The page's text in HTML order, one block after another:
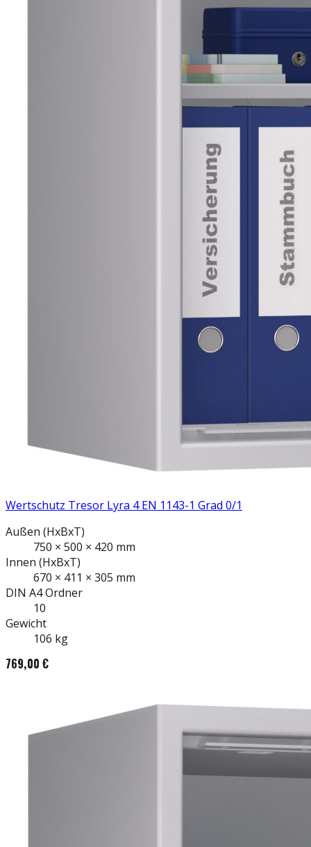
Wertschutz Tresor Lyra 4 EN 1143-1 Grad 0/1
Außen (HxBxT)
750 × 500 × 420 mm
Innen (HxBxT)
670 × 411 × 305 mm
DIN A4Ordner
10
Gewicht
106 kg
769,00 €